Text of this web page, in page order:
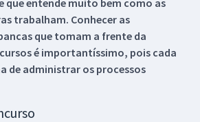
que entende muito bem como as
trabalham. Conhecer as
que tomam a frente da
é importantíssimo, pois cada
de administrar os processos